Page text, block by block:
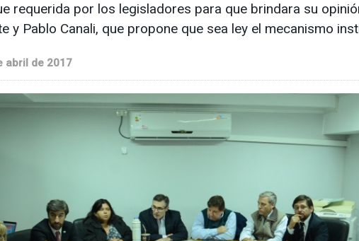
requerida por los legisladores para que brindara su
y Pablo Canali, que propone que sea ley el mecanismo
abril de 2017